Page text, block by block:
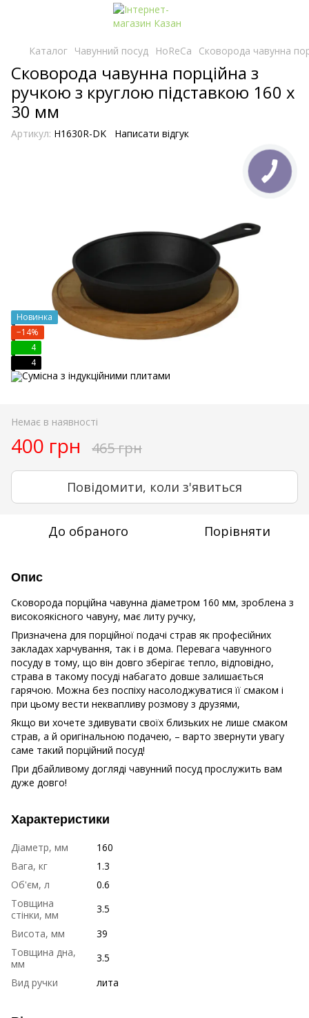
Каталог Чавунний посуд HoReCa Сковорода чавунна
Сковорода чавунна порційна з
ручкою з круглою підставкою 160 х
30 мм
Артикул: H1630R-DK Написати відгук
Новинка
−14%
4
4
Немає в наявності
400 грн 465 грн
Повідомити, коли з'явиться
До обраного Порівняти
Опис
Сковорода порційна чавунна діаметром 160 мм, зроблена з
високоякісного чавуну, має литу ручку,
Призначена для порційної подачі страв як професійних
закладах харчування, так і в дома. Перевага чавунного
посуду в тому, що він довго зберігає тепло, відповідно,
страва в такому посуді набагато довше залишається
гарячою. Можна без поспіху насолоджуватися її смаком і
при цьому вести неквапливу розмову з друзями,
Якщо ви хочете здивувати своїх близьких не лише смаком
страв, а й оригінальною подачею, – варто звернути увагу
саме такий порційний посуд!
При дбайливому догляді чавунний посуд прослужить вам
дуже довго!
Характеристики
Діаметр, мм
160
Вага, кг
1.3
Об'єм, л
0.6
Товщина
стінки, мм
3.5
Висота, мм
39
Товщина дна,
мм
3.5
Вид ручки
лита